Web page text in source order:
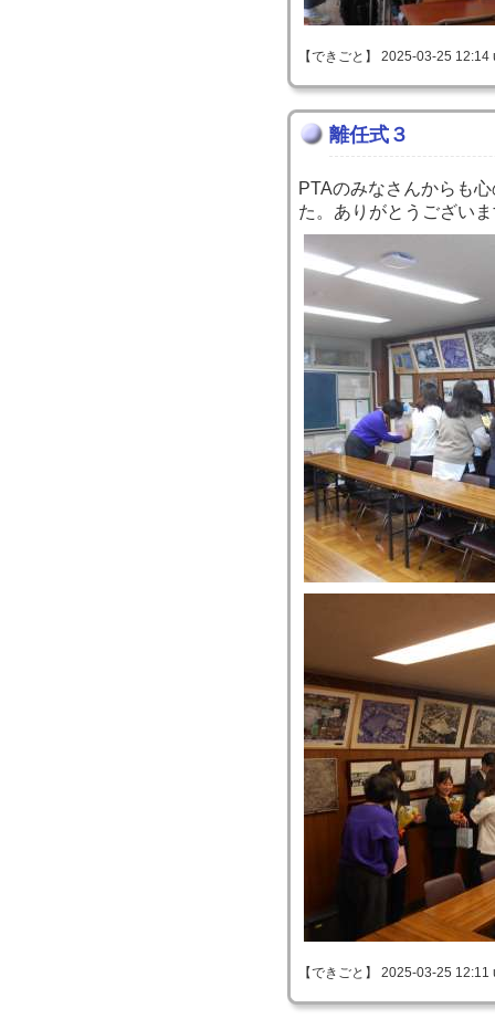
【できごと】 2025-03-25
離任式３
PTAのみなさんからも
た。ありがとうござい
【できごと】 2025-03-25